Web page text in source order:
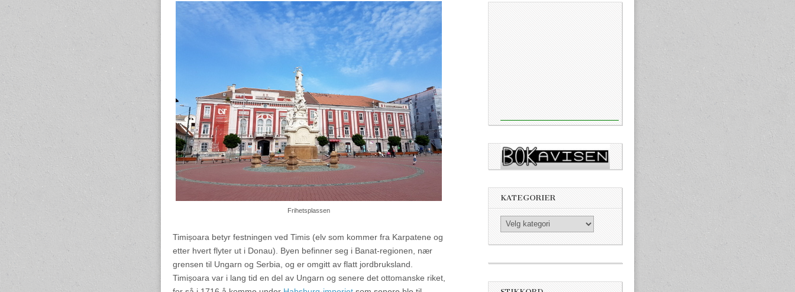
Frihetsplassen
Timișoara betyr festningen ved Timis (elv som kommer fra Karpatene og
etter hvert flyter ut i Donau). Byen befinner seg i Banat-regionen, nær
grensen til Ungarn og Serbia, og er omgitt av flatt jordbruksland.
Timișoara var i lang tid en del av Ungarn og senere det ottomanske riket,
KATEGORIER
Kategorier